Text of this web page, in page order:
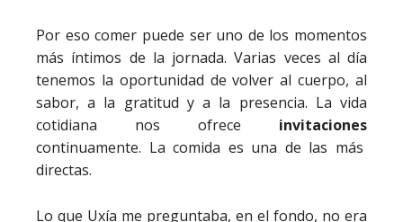
Por eso comer puede ser uno de los momentos
más íntimos de la jornada. Varias veces al día
tenemos la oportunidad de volver al cuerpo, al
sabor, a la gratitud y a la presencia. La vida
cotidiana nos ofrece invitaciones
continuamente. La comida es una de las más
directas.
Lo que Uxía me preguntaba, en el fondo, no era